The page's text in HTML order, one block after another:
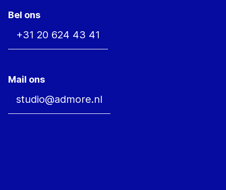
Bel ons
+31 20 624 43 41
Mail ons
studio@admore.nl